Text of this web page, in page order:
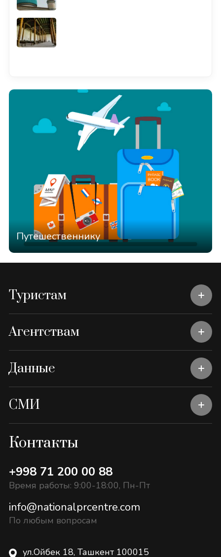
Путешественнику
Туристам
Агентствам
Данные
СМИ
Контакты
+998 71 200 00 88
Время работы: 9:00-18:00, Пн-Пт
info@nationalprcentre.com
По любым вопросам
ул.Ойбек 18, Ташкент 100015